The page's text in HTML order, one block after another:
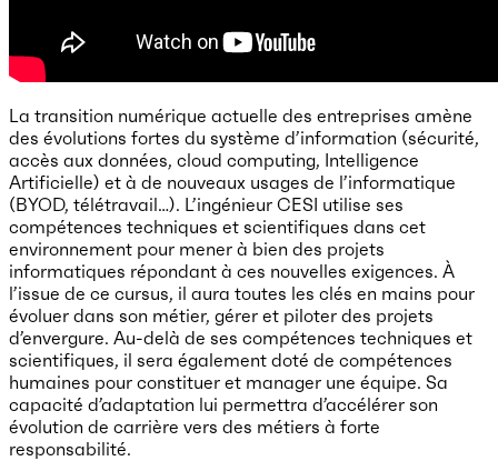
La transition numérique actuelle des entreprises amène
des évolutions fortes du système d’information (sécurité,
accès aux données, cloud computing, Intelligence
Artificielle) et à de nouveaux usages de l’informatique
(BYOD, télétravail…). L’ingénieur CESI utilise ses
compétences techniques et scientifiques dans cet
environnement pour mener à bien des projets
informatiques répondant à ces nouvelles exigences. À
l’issue de ce cursus, il aura toutes les clés en mains pour
évoluer dans son métier, gérer et piloter des projets
d’envergure. Au-delà de ses compétences techniques et
scientifiques, il sera également doté de compétences
humaines pour constituer et manager une équipe. Sa
capacité d’adaptation lui permettra d’accélérer son
évolution de carrière vers des métiers à forte
responsabilité.